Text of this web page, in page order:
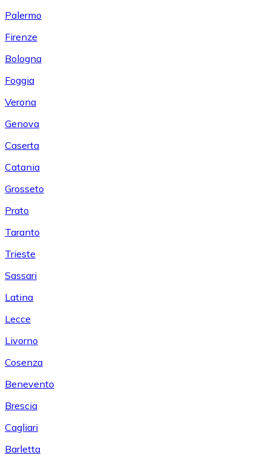
Palermo
Firenze
Bologna
Foggia
Verona
Genova
Caserta
Catania
Grosseto
Prato
Taranto
Trieste
Sassari
Latina
Lecce
Livorno
Cosenza
Benevento
Brescia
Cagliari
Barletta